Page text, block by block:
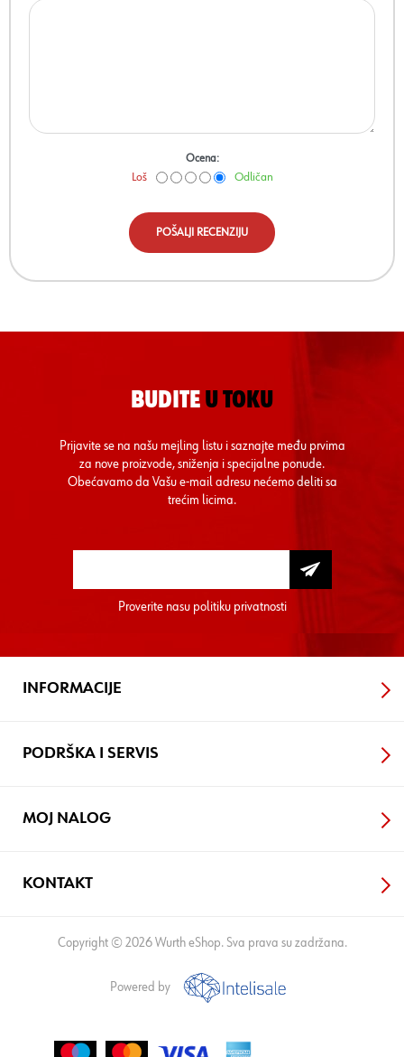
Ocena:
Loš Odličan
POŠALJI RECENZIJU
BUDITE U TOKU
Prijavite se na našu mejling listu i saznajte među prvima
za nove proizvode, sniženja i specijalne ponude.
Obećavamo da Vašu e-mail adresu nećemo deliti sa
trećim licima.
Proverite nasu politiku privatnosti
INFORMACIJE
PODRŠKA I SERVIS
MOJ NALOG
KONTAKT
Copyright © 2026 Wurth eShop. Sva prava su zadržana.
Powered by